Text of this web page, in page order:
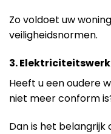
Zo voldoet uw
veiligheidsnormen.
3.
Heeft u een oudere
niet meer conform
Dan is het